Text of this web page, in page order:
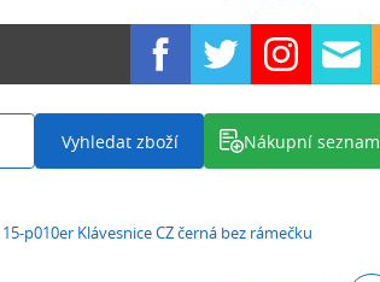
Vyhledat zboží Nákupní seznam
p010er Klávesnice CZ černá bez rámečku